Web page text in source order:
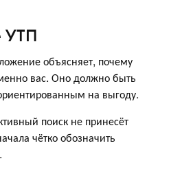
УТП
объясняет, почему
вас. Оно должно быть
на выгоду.
поиск не принесёт
чётко обозначить